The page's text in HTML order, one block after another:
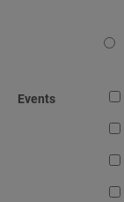
Events